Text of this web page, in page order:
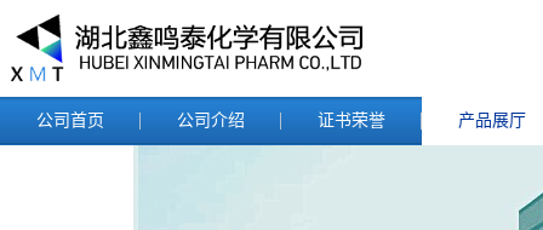
公司首页 公司介绍 证书荣誉 产品展厅